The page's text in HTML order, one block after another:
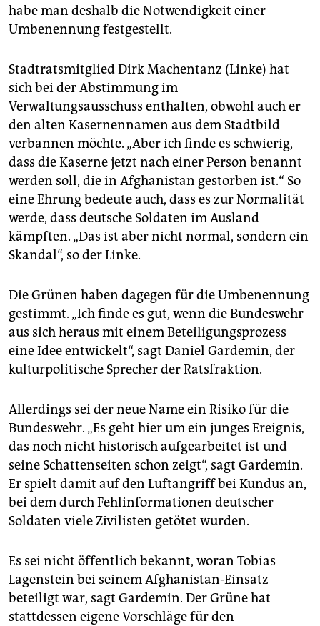
habe man deshalb die Notwendigkeit einer
Umbenennung festgestellt.
Stadtratsmitglied Dirk Machentanz (Linke) hat
sich bei der Abstimmung im
Verwaltungsausschuss enthalten, obwohl auch er
den alten Kasernennamen aus dem Stadtbild
verbannen möchte. „Aber ich finde es schwierig,
dass die Kaserne jetzt nach einer Person benannt
werden soll, die in Afghanistan gestorben ist.“ So
eine Ehrung bedeute auch, dass es zur Normalität
werde, dass deutsche Soldaten im Ausland
kämpften. „Das ist aber nicht normal, sondern ein
Skandal“, so der Linke.
Die Grünen haben dagegen für die Umbenennung
gestimmt. „Ich finde es gut, wenn die Bundeswehr
aus sich heraus mit einem Beteiligungsprozess
eine Idee entwickelt“, sagt Daniel Gardemin, der
kulturpolitische Sprecher der Ratsfraktion.
Allerdings sei der neue Name ein Risiko für die
Bundeswehr. „Es geht hier um ein junges Ereignis,
das noch nicht historisch aufgearbeitet ist und
seine Schattenseiten schon zeigt“, sagt Gardemin.
Er spielt damit auf den Luftangriff bei Kundus an,
bei dem durch Fehlinformationen deutscher
Soldaten viele Zivilisten getötet wurden.
Es sei nicht öffentlich bekannt, woran Tobias
Lagenstein bei seinem Afghanistan-Einsatz
beteiligt war, sagt Gardemin. Der Grüne hat
stattdessen eigene Vorschläge für den